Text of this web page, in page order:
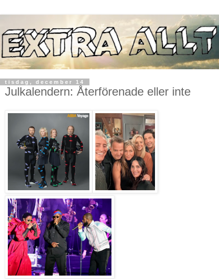
tisdag, december 14
Julkalendern: Återförenade eller inte